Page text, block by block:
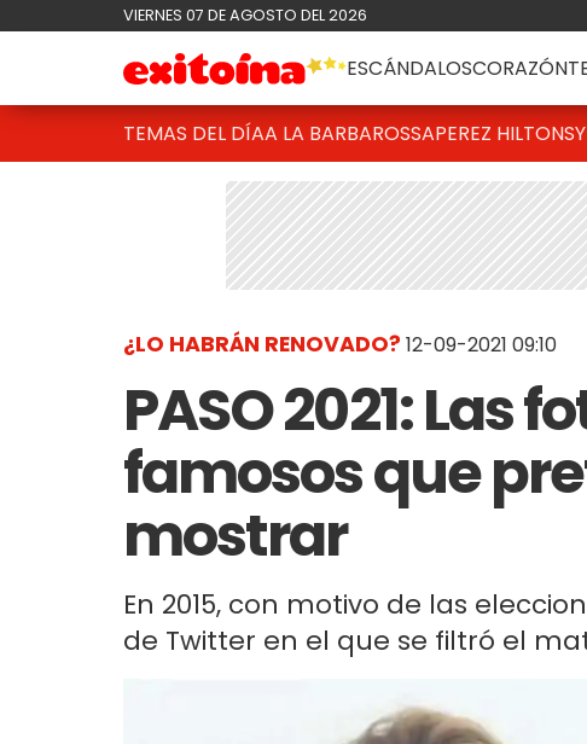
VIERNES 07 DE AGOSTO DEL 2026
ESCÁNDALOSCORAZÓN
TEMAS DEL DÍAA LA BARBAROSSAPEREZ HILTON
¿LO HABRÁN RENOVADO? 12-09-2021 09:10
PASO 2021: Las
famosos que
mostrar
En 2015, con motivo de las
de Twitter en el que se filtró el